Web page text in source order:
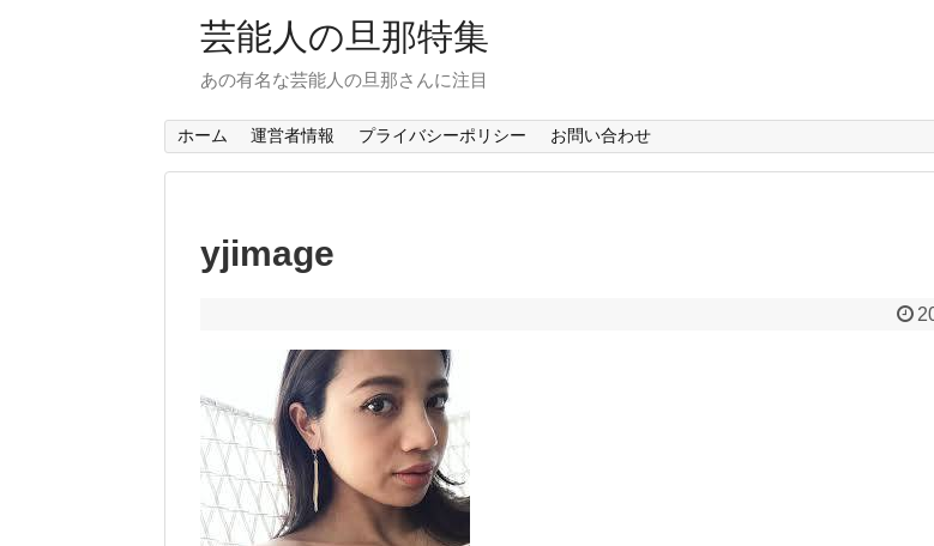
芸能人の旦那特集
あの有名な芸能人の旦那さんに注目
ホーム 運営者情報 プライバシーポリシー お問い合わせ
yjimage